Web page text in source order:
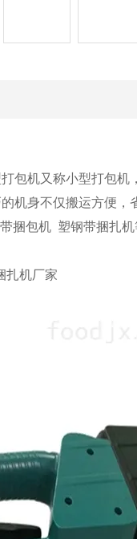
机又称小型打包机
机身不仅搬运方便
捆包机 塑钢带捆扎机
机厂家